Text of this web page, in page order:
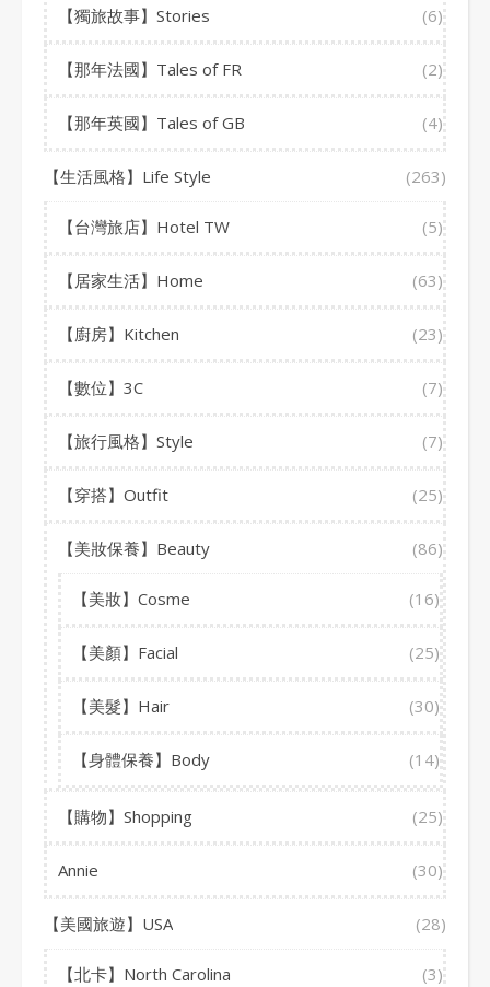
【獨旅故事】Stories (6)
【那年法國】Tales of FR (2)
【那年英國】Tales of GB (4)
【生活風格】Life Style (263)
【台灣旅店】Hotel TW (5)
【居家生活】Home (63)
【廚房】Kitchen (23)
【數位】3C (7)
【旅行風格】Style (7)
【穿搭】Outfit (25)
【美妝保養】Beauty (86)
【美妝】Cosme (16)
【美顏】Facial (25)
【美髮】Hair (30)
【身體保養】Body (14)
【購物】Shopping (25)
Annie (30)
【美國旅遊】USA (28)
【北卡】North Carolina (3)